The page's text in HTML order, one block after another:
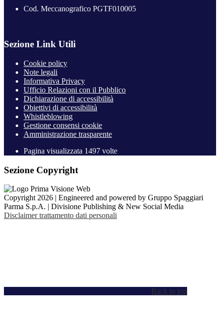
Cod. Meccanografico PGTF010005
Sezione Link Utili
Cookie policy
Note legali
Informativa Privacy
Ufficio Relazioni con il Pubblico
Dichiarazione di accessibilità
Obiettivi di accessibilità
Whistleblowing
Gestione consensi cookie
Amministrazione trasparente
Pagina visualizzata 1497 volte
Sezione Copyright
Copyright 2026 | Engineered and powered by Gruppo Spaggiari
Parma S.p.A. | Divisione Publishing & New Social Media
Disclaimer trattamento dati personali
Back to top